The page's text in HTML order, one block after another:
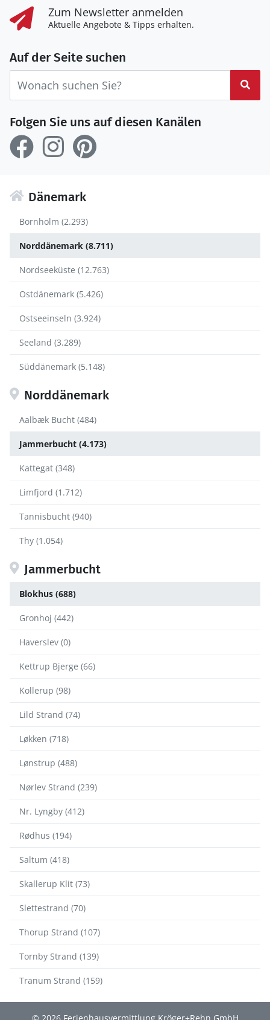
Zum Newsletter anmelden
Aktuelle Angebote & Tipps erhalten.
Auf der Seite suchen
Folgen Sie uns auf diesen Kanälen
Dänemark
Bornholm (2.293)
Norddänemark (8.711)
Nordseeküste (12.763)
Ostdänemark (5.426)
Ostseeinseln (3.924)
Seeland (3.289)
Süddänemark (5.148)
Norddänemark
Aalbæk Bucht (484)
Jammerbucht (4.173)
Kattegat (348)
Limfjord (1.712)
Tannisbucht (940)
Thy (1.054)
Jammerbucht
Blokhus (688)
Gronhoj (442)
Haverslev (0)
Kettrup Bjerge (66)
Kollerup (98)
Lild Strand (74)
Løkken (718)
Lønstrup (488)
Nørlev Strand (239)
Nr. Lyngby (412)
Rødhus (194)
Saltum (418)
Skallerup Klit (73)
Slettestrand (70)
Thorup Strand (107)
Tornby Strand (139)
Tranum Strand (159)